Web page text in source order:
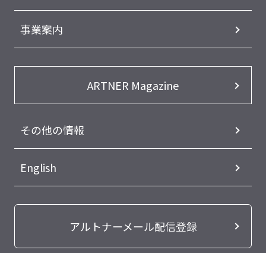
事業案内
ARTNER Magazine
その他の情報
English
アルトナーメール配信登録